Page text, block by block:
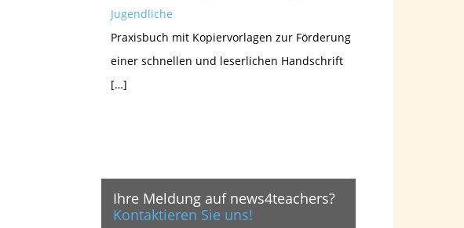
Jugendliche
Praxisbuch mit Kopiervorlagen zur Förderung
einer schnellen und leserlichen Handschrift
[…]
Ihre Meldung auf news4teachers?
Kontaktieren Sie uns!